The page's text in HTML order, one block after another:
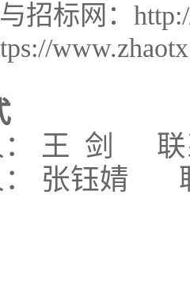
招标网：
王 剑
联
张钰婧